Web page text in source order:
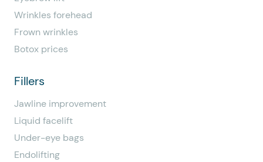
Wrinkles forehead
Frown wrinkles
Botox prices
Fillers
Jawline improvement
Liquid facelift
Under-eye bags
Endolifting